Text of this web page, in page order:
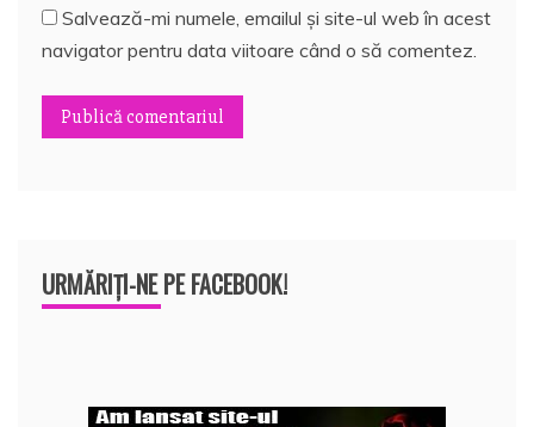
Salvează-mi numele, emailul și site-ul web în acest
navigator pentru data viitoare când o să comentez.
URMĂRIȚI-NE PE FACEBOOK!